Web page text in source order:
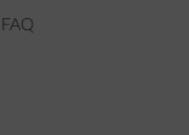
FAQ